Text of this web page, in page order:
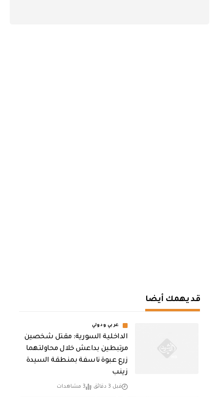
قد يهمك أيضا
عربي ودولي
الداخلية السورية: مقتل شخصين
مرتبطين بداعش خلال محاولتهما
زرع عبوة ناسفة بمنطقة السيدة
زينب
قبل 3 دقائق 3 مشاهدات